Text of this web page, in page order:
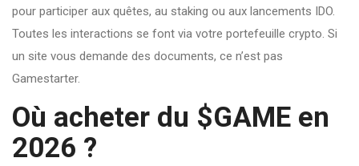
pour participer aux quêtes, au staking ou aux lancements IDO.
Toutes les interactions se font via votre portefeuille crypto. Si
un site vous demande des documents, ce n’est pas
Gamestarter.
Où acheter du $GAME en
2026 ?